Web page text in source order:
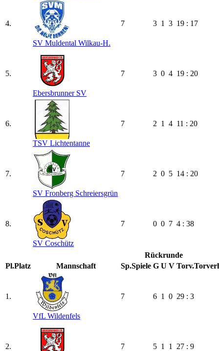
4.
SV Muldental Wilkau-H.
7 3 1 3 19 : 17
5.
Ebersbrunner SV
7 3 0 4 19 : 20
6.
TSV Lichtentanne
7 2 1 4 11 : 20
7.
SV Fronberg Schreiersgrün
7 2 0 5 14 : 20
8.
SV Coschütz
7 0 0 7 4 : 38
Rückrunde
Pl.Platz Mannschaft Sp.Spiele G U V Torv.
1.
VfL Wildenfels
7 6 1 0 29 : 3
2. 7 5 1 1 27 : 9